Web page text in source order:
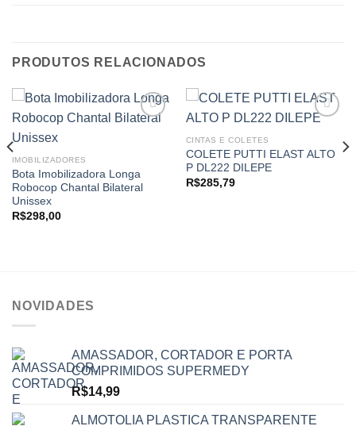
PRODUTOS RELACIONADOS
IMOBILIZADORES
Bota Imobilizadora Longa
Robocop Chantal Bilateral
Unissex
R$298,00
Add to
CINTAS E COLETES
COLETE PUTTI ELAST ALTO
P DL222 DILEPE
R$285,79
NOVIDADES
AMASSADOR, CORTADOR E PORTA
COMPRIMIDOS SUPERMEDY
R$14,99
ALMOTOLIA PLASTICA TRANSPARENTE